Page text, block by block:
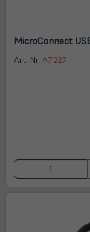
MicroConnect
Art.-Nr. A71227